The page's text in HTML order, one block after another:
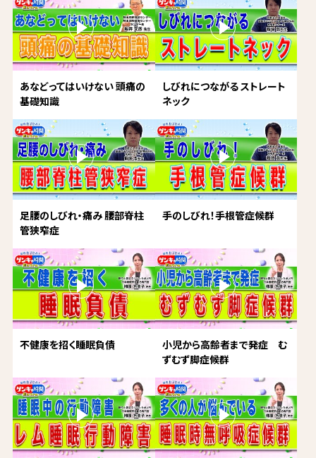
あなどってはいけない 頭痛の
基礎知識
しびれにつながる ストレート
ネック
足腰のしびれ・痛み 腰部脊柱
管狭窄症
手のしびれ！手根管症候群
不健康を招く睡眠負債
小児から高齢者まで発症 む
ずむず脚症候群